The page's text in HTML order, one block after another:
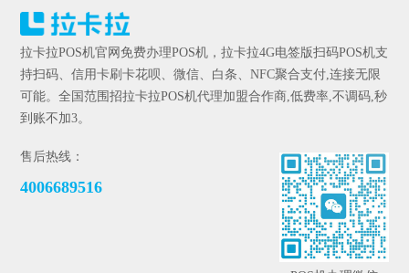
拉卡拉POS机官网免费办理POS机，拉卡拉4G电签版扫码POS机支
持扫码、信用卡刷卡花呗、微信、白条、NFC聚合支付,连接无限
可能。全国范围招拉卡拉POS机代理加盟合作商,低费率,不调码,秒
到账不加3。
售后热线：
4006689516